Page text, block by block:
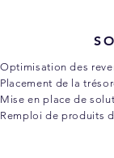
Optimisation des
Placement de la
Mise en place de
Remploi de produits